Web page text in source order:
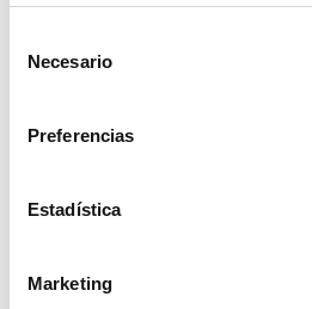
Necesario
Preferencias
Estadística
Marketing
BLEFAROPLASTIA – DR.